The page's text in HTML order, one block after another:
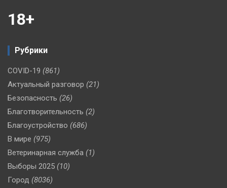
18+
Рубрики
COVID-19 (861)
Актуальный разговор (21)
Безопасность (26)
Благотворительность (2)
Благоустройство (686)
В мире (975)
Ветеринарная служба (1)
Выборы 2025 (10)
Город (8036)